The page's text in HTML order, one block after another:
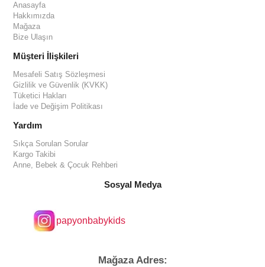
Anasayfa
Hakkımızda
Mağaza
Bize Ulaşın
Müşteri İlişkileri
Mesafeli Satış Sözleşmesi
Gizlilik ve Güvenlik (KVKK)
Tüketici Hakları
İade ve Değişim Politikası
Yardım
Sıkça Sorulan Sorular
Kargo Takibi
Anne, Bebek & Çocuk Rehberi
Sosyal Medya
papyonbabykids
Mağaza Adres: